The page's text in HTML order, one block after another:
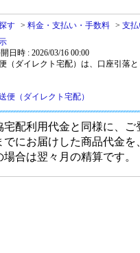
す > 料金・支払い・手数料 > 支
日時 : 2026/03/16 00:00
（ダイレクト宅配）は、口座引落
便（ダイレクト宅配）
宅配利用代金と同様に、
でにお届けした商品代金
場合は翌々月の精算です。